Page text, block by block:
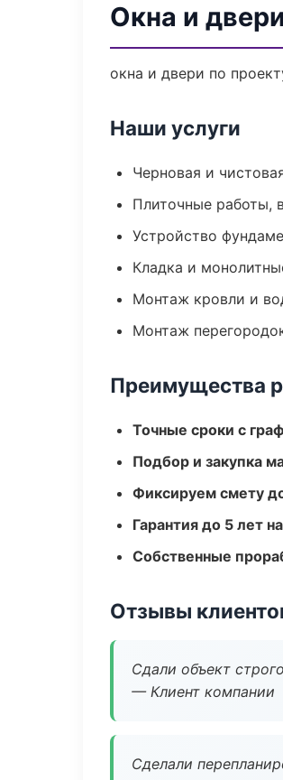
Окна и
окна и двери по
Наши услуги
Черновая и
Плиточные работы,
Устройство
Кладка и
Монтаж кровли и
Монтаж
Преимущества
Точные сроки с
Подбор и закупка
Фиксируем смету
Гарантия до 5 лет
Собственные
Отзывы
Сдали объект
— Клиент компании
Сделали